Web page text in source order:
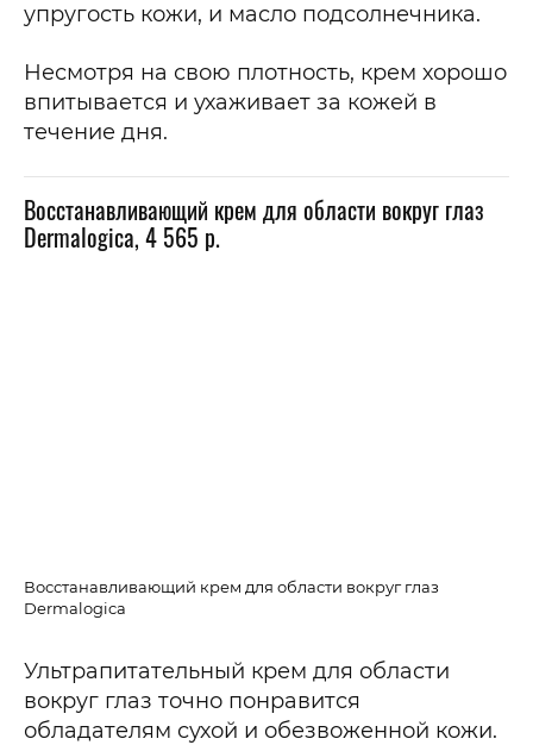
упругость кожи, и масло подсолнечника.
Несмотря на свою плотность, крем хорошо
впитывается и ухаживает за кожей в
течение дня.
Восстанавливающий крем для области вокруг глаз
Dermalogica, 4 565 р.
Восстанавливающий крем для области вокруг глаз
Dermalogica
Ультрапитательный крем для области
вокруг глаз точно понравится
обладателям сухой и обезвоженной кожи.